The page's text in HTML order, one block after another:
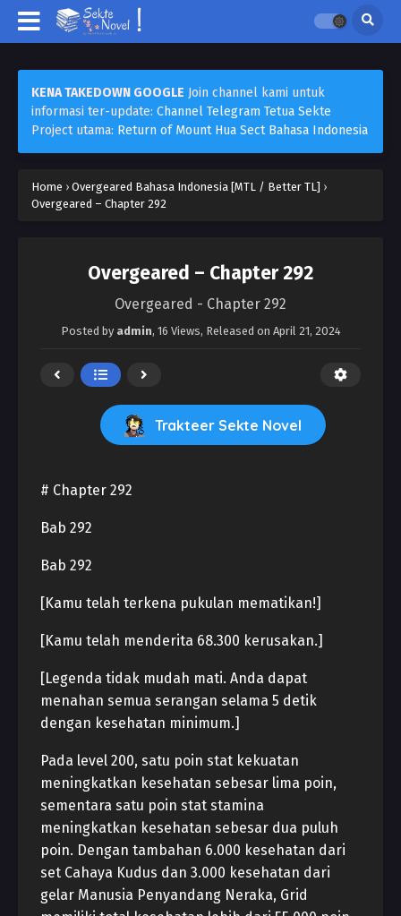
KENA TAKEDOWN GOOGLE Join channel kami untuk
informasi ter-update: Channel Telegram Tetua Sekte
Project utama: Return of Mount Hua Sect Bahasa Indonesia
Home › Overgeared Bahasa Indonesia [MTL / Better TL] ›
Overgeared – Chapter 292
Overgeared – Chapter 292
Overgeared - Chapter 292
Posted by admin, 16 Views, Released on April 21, 2024
Trakteer Sekte Novel
# Chapter 292
Bab 292
Bab 292
[Kamu telah terkena pukulan mematikan!]
[Kamu telah menderita 68.300 kerusakan.]
[Legenda tidak mudah mati. Anda dapat
menahan semua serangan selama 5 detik
dengan kesehatan minimum.]
Pada level 200, satu poin stat kekuatan
meningkatkan kesehatan sebesar lima poin,
sementara satu poin stat stamina
meningkatkan kesehatan sebesar dua puluh
poin. Dengan tambahan 6.000 kesehatan dari
set Cahaya Kudus dan 3.000 kesehatan dari
gelar Manusia Penyandang Neraka, Grid